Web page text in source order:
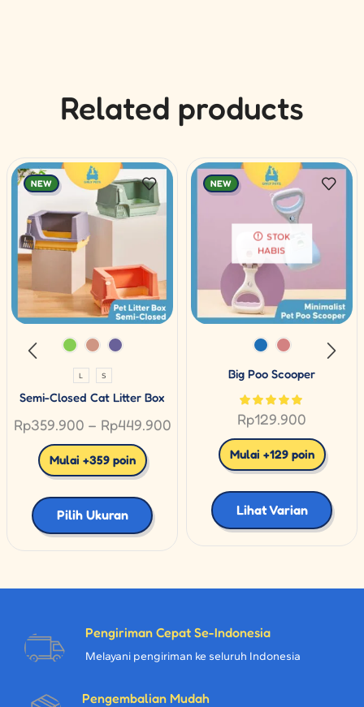
Related products
NEW
L S
Semi-Closed Cat Litter Box
Rp359.900 – Rp449.900
Mulai +359 poin
Pilih Ukuran
NEW
STOK
HABIS
Big Poo Scooper
Rp129.900
Mulai +129 poin
Lihat Varian
Pengiriman Cepat Se-Indonesia
Melayani pengiriman ke seluruh Indonesia
Pengembalian Mudah